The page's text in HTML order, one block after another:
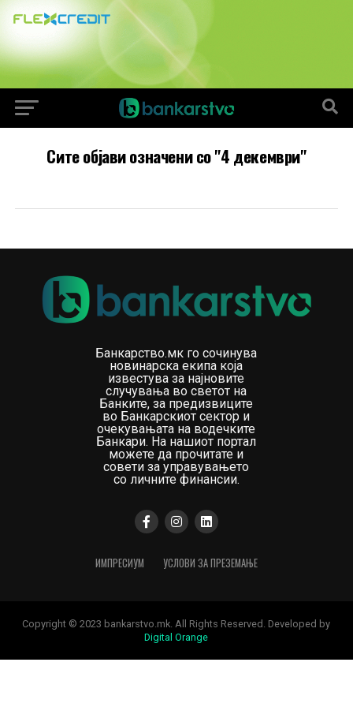
Сите објави означени со "4 декември"
Банкарство.мк го сочинува
новинарска екипа која
известува за најновите
случувања во светот на
Банките, за предизвиците
во Банкарскиот сектор и
очекувањата на водечките
Банкари. На нашиот портал
можете да прочитате и
совети за управувањето
со личните финансии.
ИМПРЕСИУМ УСЛОВИ ЗА ПРЕЗЕМАЊЕ
Copyright © 2023 bankarstvo.mk. All Rights Reserved. Developed by
Digital Orange